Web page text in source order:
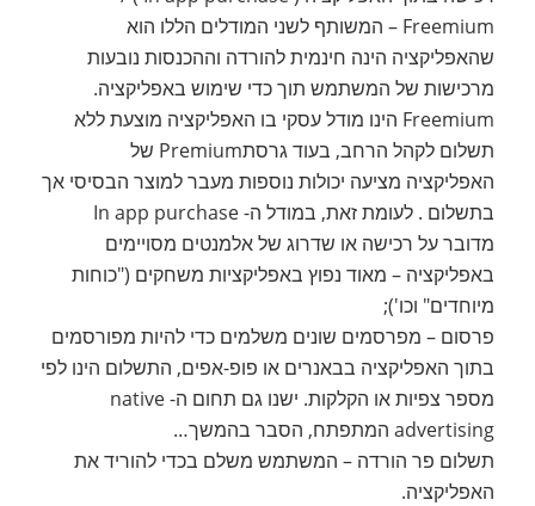
Freemium – המשותף לשני המודלים הללו הוא
שהאפליקציה הינה חינמית להורדה וההכנסות נובעות
מרכישות של המשתמש תוך כדי שימוש באפליקציה.
Freemium הינו מודל עסקי בו האפליקציה מוצעת ללא
תשלום לקהל הרחב, בעוד גרסתPremium של
האפליקציה מציעה יכולות נוספות מעבר למוצר הבסיסי אך
בתשלום . לעומת זאת, במודל ה- In app purchase
מדובר על רכישה או שדרוג של אלמנטים מסויימים
באפליקציה – מאוד נפוץ באפליקציות משחקים ("כוחות
מיוחדים" וכו');
פרסום – מפרסמים שונים משלמים כדי להיות מפורסמים
בתוך האפליקציה בבאנרים או פופ-אפים, התשלום הינו לפי
מספר צפיות או הקלקות. ישנו גם תחום ה- native
advertising המתפתח, הסבר בהמשך…
תשלום פר הורדה – המשתמש משלם בכדי להוריד את
האפליקציה.